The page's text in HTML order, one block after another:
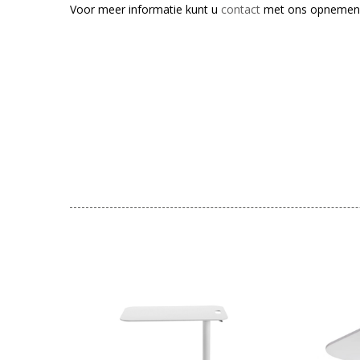
Voor meer informatie kunt u contact met ons